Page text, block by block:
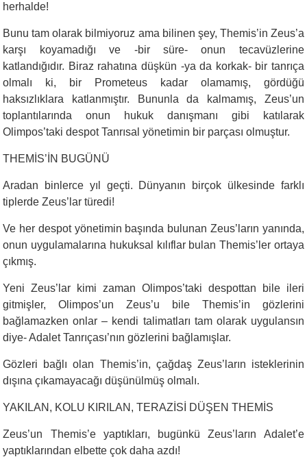
herhalde!
Bunu tam olarak bilmiyoruz ama bilinen şey, Themis’in Zeus’a
karşı koyamadığı ve -bir süre- onun tecavüzlerine
katlandığıdır. Biraz rahatına düşkün -ya da korkak- bir tanrıça
olmalı ki, bir Prometeus kadar olamamış, gördüğü
haksızlıklara katlanmıştır. Bununla da kalmamış, Zeus’un
toplantılarında onun hukuk danışmanı gibi katılarak
Olimpos’taki despot Tanrısal yönetimin bir parçası olmuştur.
THEMİS’İN BUGÜNÜ
Aradan binlerce yıl geçti. Dünyanın birçok ülkesinde farklı
tiplerde Zeus’lar türedi!
Ve her despot yönetimin başında bulunan Zeus’ların yanında,
onun uygulamalarına hukuksal kılıflar bulan Themis’ler ortaya
çıkmış.
Yeni Zeus’lar kimi zaman Olimpos’taki despottan bile ileri
gitmişler, Olimpos’un Zeus’u bile Themis’in gözlerini
bağlamazken onlar – kendi talimatları tam olarak uygulansın
diye- Adalet Tanrıçası’nın gözlerini bağlamışlar.
Gözleri bağlı olan Themis’in, çağdaş Zeus’ların isteklerinin
dışına çıkamayacağı düşünülmüş olmalı.
YAKILAN, KOLU KIRILAN, TERAZİSİ DÜŞEN THEMİS
Zeus’un Themis’e yaptıkları, bugünkü Zeus’ların Adalet’e
yaptıklarından elbette çok daha azdı!